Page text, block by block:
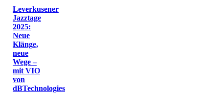
Leverkusener
Jazztage
2025:
Neue
Klänge,
neue
Wege –
mit VIO
von
dBTechnologies